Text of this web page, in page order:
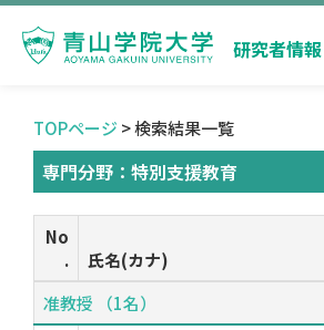
研究者情報
TOPページ > 検索結果一覧
専門分野：特別支援教育
No
.
氏名(カナ)
准教授 （1名）